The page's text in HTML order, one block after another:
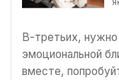
В-третьих,
эмоциональной
вместе,